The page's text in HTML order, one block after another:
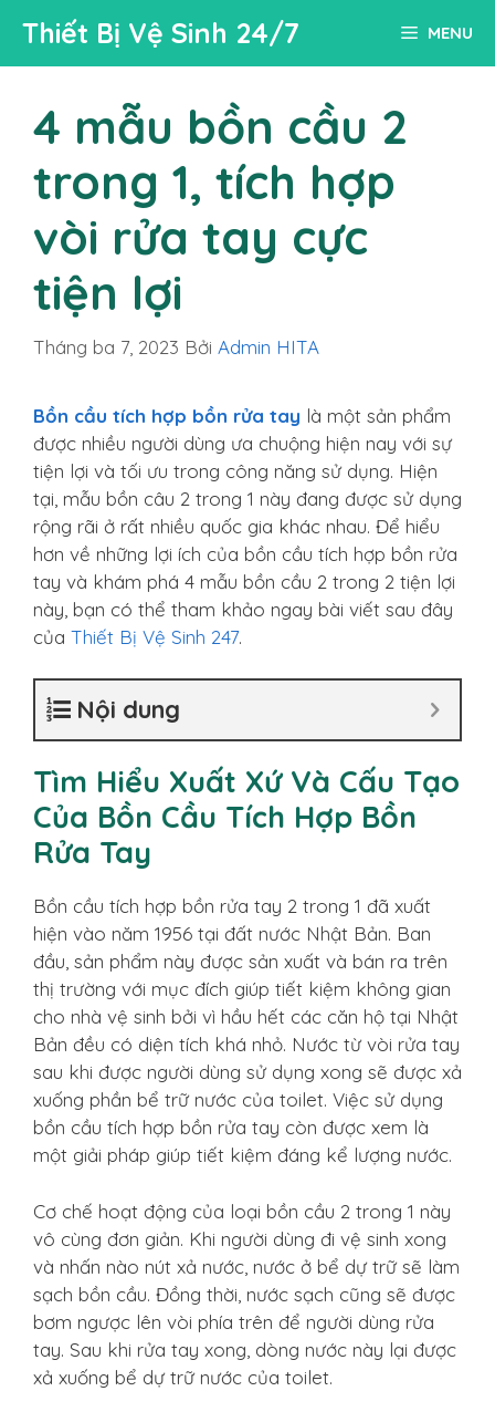
đến
nội
Thiết Bị Vệ Sinh 24/7 MENU
4 mẫu bồn cầu 2
trong 1, tích hợp
vòi rửa tay cực
tiện lợi
Tháng ba 7, 2023 Bởi Admin HITA
Bồn cầu tích hợp bồn rửa tay là một sản phẩm
được nhiều người dùng ưa chuộng hiện nay với sự
tiện lợi và tối ưu trong công năng sử dụng. Hiện
tại, mẫu bồn câu 2 trong 1 này đang được sử dụng
rộng rãi ở rất nhiều quốc gia khác nhau. Để hiểu
hơn về những lợi ích của bồn cầu tích hợp bồn rửa
tay và khám phá 4 mẫu bồn cầu 2 trong 2 tiện lợi
này, bạn có thể tham khảo ngay bài viết sau đây
của Thiết Bị Vệ Sinh 247.
Nội dung
Tìm Hiểu Xuất Xứ Và Cấu Tạo
Của Bồn Cầu Tích Hợp Bồn
Rửa Tay
Bồn cầu tích hợp bồn rửa tay 2 trong 1 đã xuất
hiện vào năm 1956 tại đất nước Nhật Bản. Ban
đầu, sản phẩm này được sản xuất và bán ra trên
thị trường với mục đích giúp tiết kiệm không gian
cho nhà vệ sinh bởi vì hầu hết các căn hộ tại Nhật
Bản đều có diện tích khá nhỏ. Nước từ vòi rửa tay
sau khi được người dùng sử dụng xong sẽ được xả
xuống phần bể trữ nước của toilet. Việc sử dụng
bồn cầu tích hợp bồn rửa tay còn được xem là
một giải pháp giúp tiết kiệm đáng kể lượng nước.
Cơ chế hoạt động của loại bồn cầu 2 trong 1 này
vô cùng đơn giản. Khi người dùng đi vệ sinh xong
và nhấn nào nút xả nước, nước ở bể dự trữ sẽ làm
sạch bồn cầu. Đồng thời, nước sạch cũng sẽ được
bơm ngược lên vòi phía trên để người dùng rửa
tay. Sau khi rửa tay xong, dòng nước này lại được
xả xuống bể dự trữ nước của toilet.